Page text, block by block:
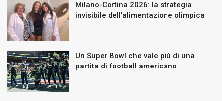
Milano-Cortina 2026: la strategia
invisibile dell’alimentazione olimpica
Un Super Bowl che vale più di una
partita di football americano